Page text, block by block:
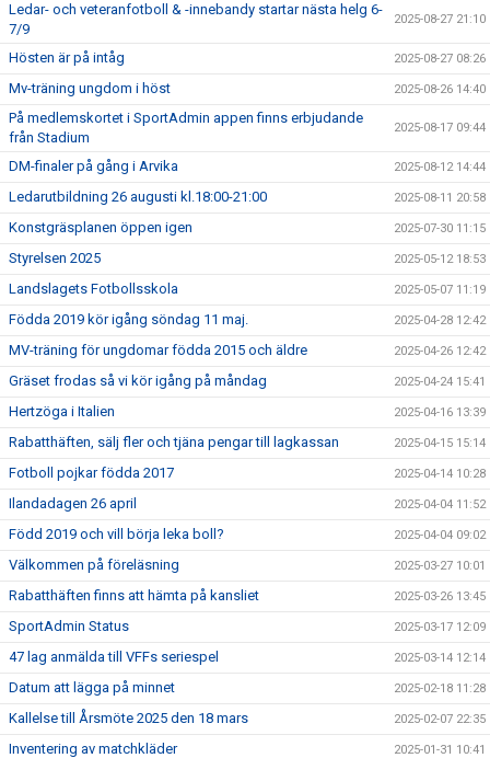
Ledar- och veteranfotboll & -innebandy startar nästa helg 6-
7/9
2025-08-27 21:10
Hösten är på intåg 2025-08-27 08:26
Mv-träning ungdom i höst 2025-08-26 14:40
På medlemskortet i SportAdmin appen finns erbjudande
från Stadium
2025-08-17 09:44
DM-finaler på gång i Arvika 2025-08-12 14:44
Ledarutbildning 26 augusti kl.18:00-21:00 2025-08-11 20:58
Konstgräsplanen öppen igen 2025-07-30 11:15
Styrelsen 2025 2025-05-12 18:53
Landslagets Fotbollsskola 2025-05-07 11:19
Födda 2019 kör igång söndag 11 maj. 2025-04-28 12:42
MV-träning för ungdomar födda 2015 och äldre 2025-04-26 12:42
Gräset frodas så vi kör igång på måndag 2025-04-24 15:41
Hertzöga i Italien 2025-04-16 13:39
Rabatthäften, sälj fler och tjäna pengar till lagkassan 2025-04-15 15:14
Fotboll pojkar födda 2017 2025-04-14 10:28
Ilandadagen 26 april 2025-04-04 11:52
Född 2019 och vill börja leka boll? 2025-04-04 09:02
Välkommen på föreläsning 2025-03-27 10:01
Rabatthäften finns att hämta på kansliet 2025-03-26 13:45
SportAdmin Status 2025-03-17 12:09
47 lag anmälda till VFFs seriespel 2025-03-14 12:14
Datum att lägga på minnet 2025-02-18 11:28
Kallelse till Årsmöte 2025 den 18 mars 2025-02-07 22:35
Inventering av matchkläder 2025-01-31 10:41